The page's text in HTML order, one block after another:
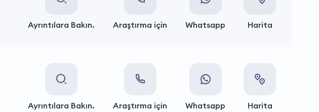
Ayrıntılara Bakın. Araştırma için Whatsapp Harita
Ayrıntılara Bakın. Araştırma için Whatsapp Harita